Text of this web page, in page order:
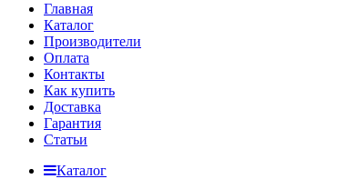
Главная
Каталог
Производители
Оплата
Контакты
Как купить
Доставка
Гарантия
Статьи
Каталог